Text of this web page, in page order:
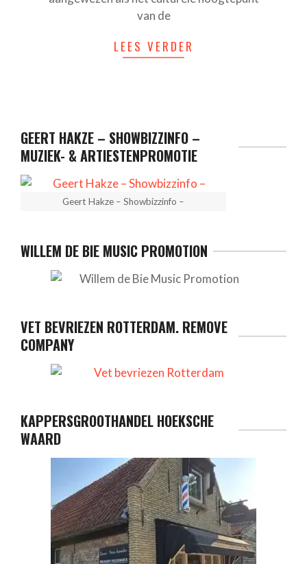
van de
LEES VERDER
GEERT HAKZE – SHOWBIZZINFO –
MUZIEK- & ARTIESTENPROMOTIE
Geert Hakze – Showbizzinfo –
WILLEM DE BIE MUSIC PROMOTION
VET BEVRIEZEN ROTTERDAM. REMOVE
COMPANY
KAPPERSGROOTHANDEL HOEKSCHE
WAARD